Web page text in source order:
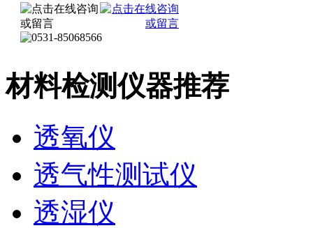
材料检测仪器推荐
透氧仪
透气性测试仪
透湿仪